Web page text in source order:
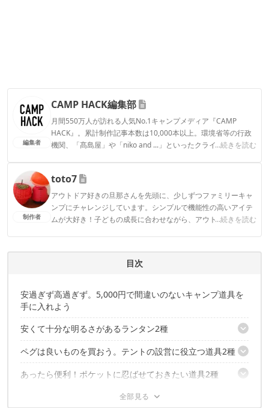
編集者
CAMP HACK編集部
月間550万人が訪れる人気No.1キャンプメディア『CAMP
HACK』。累計制作記事本数は10,000本以上。環境省等の行政
機関、「髙島屋」や「niko and ...」といったクライアントとの
...続きを読む
CAMP HACK編集部のプロフィール
制作者
toto7
アウトドア好きの旦那さんを先頭に、少しずつファミリーキャ
ンプにチャレンジしています。シンプルで機能性の高いアイテ
ムが大好き！子どもの成長に合わせながら、アウトドアを楽し
...続きを読む
目次
安過ぎず高過ぎず。5,000円で間違いのないキャンプ道具を
手に入れよう
安くて十分な明るさがあるランタン2種
軽量かつエコな灯りが嬉しい「ソーラーパフ」
コンパクトで安全。スノーピーク「たねほおずき」
ペグは良いものを買おう。テントの設営に役立つ道具2種
固い地面でも打ち込める！スノーピーク「ソリッドステーク20」
打ち込みやすさ抜群！スノーピーク「ペグハンマーPRO.S」
あったら便利！ポケットに忍ばせておきたい道具2種
風が吹いても簡単着火！ソト「スライドガストーチ」
コスパ抜群な評価の高いキッチンツール3選